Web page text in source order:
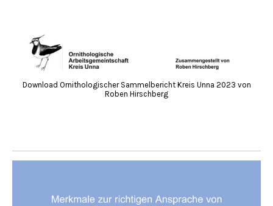
Download Ornithologischer Sammelbericht Kreis Unna 2023 von
Roben Hirschberg